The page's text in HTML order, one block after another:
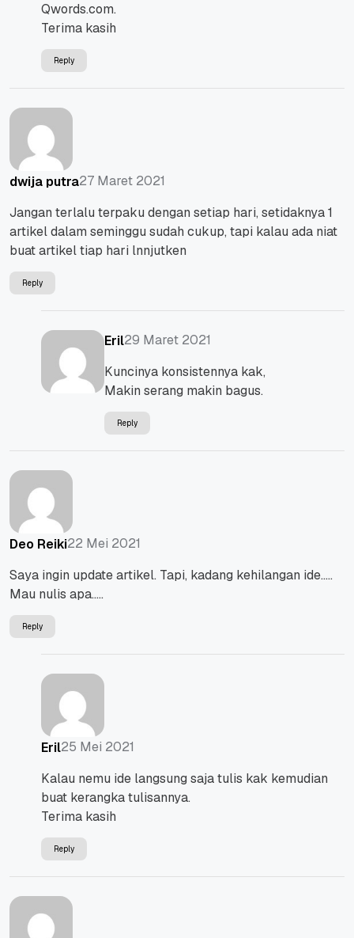
Qwords.com.
Terima kasih
Reply
dwija putra27 Maret 2021
Jangan terlalu terpaku dengan setiap hari, setidaknya 1
artikel dalam seminggu sudah cukup, tapi kalau ada niat
buat artikel tiap hari lnnjutken
Reply
Eril29 Maret 2021
Kuncinya konsistennya kak,
Makin serang makin bagus.
Reply
Deo Reiki22 Mei 2021
Saya ingin update artikel. Tapi, kadang kehilangan ide…..
Mau nulis apa…..
Reply
Eril25 Mei 2021
Kalau nemu ide langsung saja tulis kak kemudian
buat kerangka tulisannya.
Terima kasih
Reply